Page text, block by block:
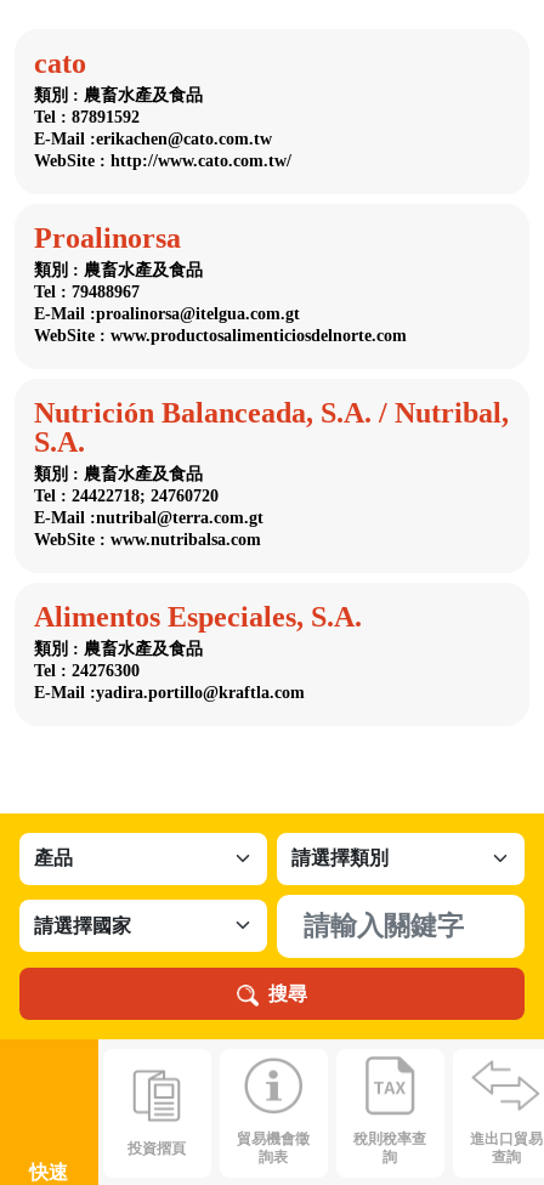
cato
類別 : 農畜水產及食品
Tel : 87891592
E-Mail :erikachen@cato.com.tw
WebSite : http://www.cato.com.tw/
Proalinorsa
類別 : 農畜水產及食品
Tel : 79488967
E-Mail :proalinorsa@itelgua.com.gt
WebSite : www.productosalimenticiosdelnorte.com
Nutrición Balanceada, S.A. / Nutribal,
S.A.
類別 : 農畜水產及食品
Tel : 24422718; 24760720
E-Mail :nutribal@terra.com.gt
WebSite : www.nutribalsa.com
Alimentos Especiales, S.A.
類別 : 農畜水產及食品
Tel : 24276300
E-Mail :yadira.portillo@kraftla.com
搜尋
快速
投資摺頁
貿易機會徵
詢表
稅則稅率查
詢
進出口貿易
查詢